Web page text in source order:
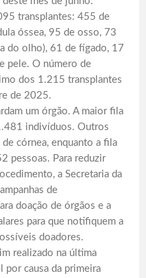
transplantes: 455 de
óssea, 95 de osso, 73
do olho), 61 de fígado, 17
pele. O número de
dos 1.215 transplantes
de 2025.
um órgão. A maior fila
indivíduos. Outros
córnea, enquanto a fila
pessoas. Para reduzir
a Secretaria da
de
doação de órgãos e a
para que notifiquem a
doadores.
realizado na última
causa da primeira